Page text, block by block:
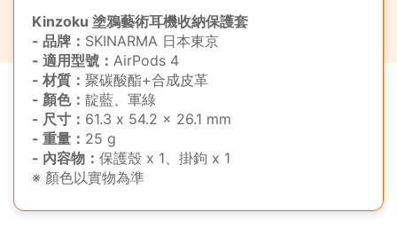
Kinzoku 塗鴉藝術耳機收納保護套
- 品牌： SKINARMA 日本東京
- 適用型號： AirPods 4
- 材質： 聚碳酸酯+合成皮革
- 顏色： 靛藍、軍綠
- 尺寸： 61.3 x 54.2 x 26.1 mm
- 重量： 25 g
- 內容物： 保護殼 x 1、掛鉤 x 1
※ 顏色以實物為準